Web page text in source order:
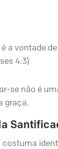
a vontade
4:3)
se não é
graça.
costuma